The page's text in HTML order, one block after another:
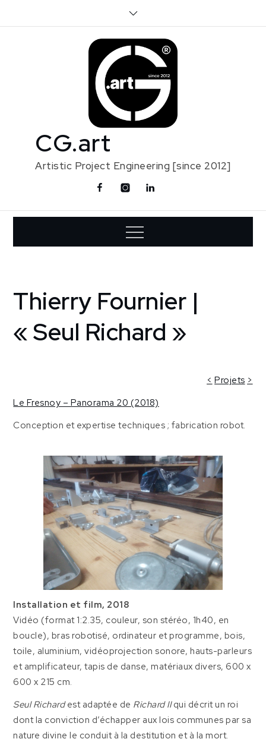
CG.art
Artistic Project Engineering [since 2012]
FacebookInstagramLinkedin
Home
Creative
Le Fresnoy
| « Seul
Richard »
Thierry Fournier |
« Seul Richard »
< Projets >
Le Fresnoy – Panorama 20 (2018)
Conception et expertise techniques ; fabrication robot.
Installation et film, 2018
Vidéo (format 1:2.35, couleur, son stéréo, 1h40, en
boucle), bras robotisé, ordinateur et programme, bois,
toile, aluminium, vidéoprojection sonore, hauts-parleurs
et amplificateur, tapis de danse, matériaux divers, 600 x
600 x 215 cm.
Seul Richardest adaptée de Richard IIqui décrit un roi
dont la conviction d’échapper aux lois communes par sa
nature divine le conduit à la destitution et à la mort.